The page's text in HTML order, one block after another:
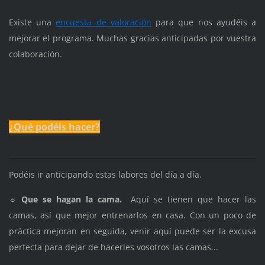
Existe unaencuesta de valoración para que nos ayudéis a
mejorar el programa. Muchas gracias anticipadas por vuestra
colaboración.
¿Qué podéis hacer?
Podéis ir anticipando estas labores del día a día.
☼ Que se hagan la cama.
Aquí se tienen que hacer las
camas, así que mejor entrenarlos en casa. Con un poco de
práctica mejoran en seguida, venir aquí puede ser la excusa
perfecta para dejar de hacerles vosotros las camas...